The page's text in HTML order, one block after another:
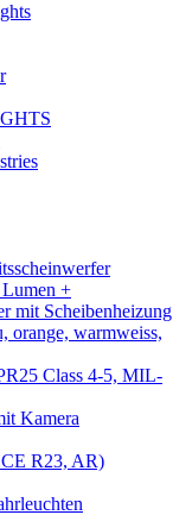
+
mit Scheibenheizung
orange, warmweiss,
Class 4-5, MIL-
Kamera
R23, AR)